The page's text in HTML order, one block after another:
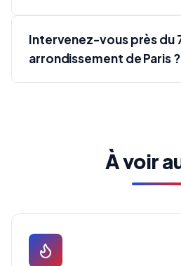
Intervenez-vous près du
arrondissement de Paris ?
À voir